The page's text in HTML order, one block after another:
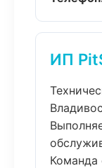
ИП
Команда